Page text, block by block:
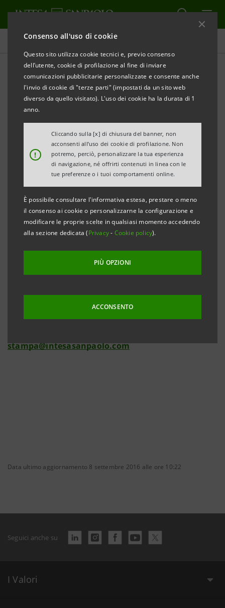
Consenso all'uso di cookie
Questo sito utilizza cookie tecnici e, previo consenso
dell’utente, cookie di profilazione al fine di inviare
comunicazioni pubblicitarie personalizzate e consente anche
l'invio di cookie di "terze parti" (impostati da un sito web
diverso da quello visitato). L'uso dei cookie ha la durata di 1
anno.
!
Cliccando sulla [x] di chiusura del banner, non
acconsenti all’uso dei cookie di profilazione. Non
potremo, perciò, personalizzare la tua esperienza
di navigazione, né offrirti contenuti in linea con le
tue preferenze o i tuoi comportamenti online.
È possibile consultare l'informativa estesa, prestare o meno
il consenso ai cookie o personalizzarne la configurazione e
modificare le proprie scelte in qualsiasi momento accedendo
alla sezione dedicata (Privacy- Cookie policy).
PIÙ OPZIONI
ACCONSENTO
Comunicati stampa
STAMPA AGGIORNA
INTESA SANPAOLO PERFEZIONA CESSIONE
PARTECIPAZIONI IN RECONSULT E OLDEQUITER
noto che è stata perfezionata l’operazione tra i soci di
Reconsult - Famiglia Tabacchi, Gruppo Astaldi e Intesa
Sanpaolo stessa – e il Gruppo Abertis, nel cui ambito
la Banca ha ceduto le partecipazioni detenute in
Reconsult e Oldequiter, società titolari
complessivamente del 51,4% del capitale sociale di A4
Holding.
stampa@intesasanpaolo.com
Data ultimo aggiornamento 8 settembre 2016 alle ore 10:22
Seguici anche su
I Valori